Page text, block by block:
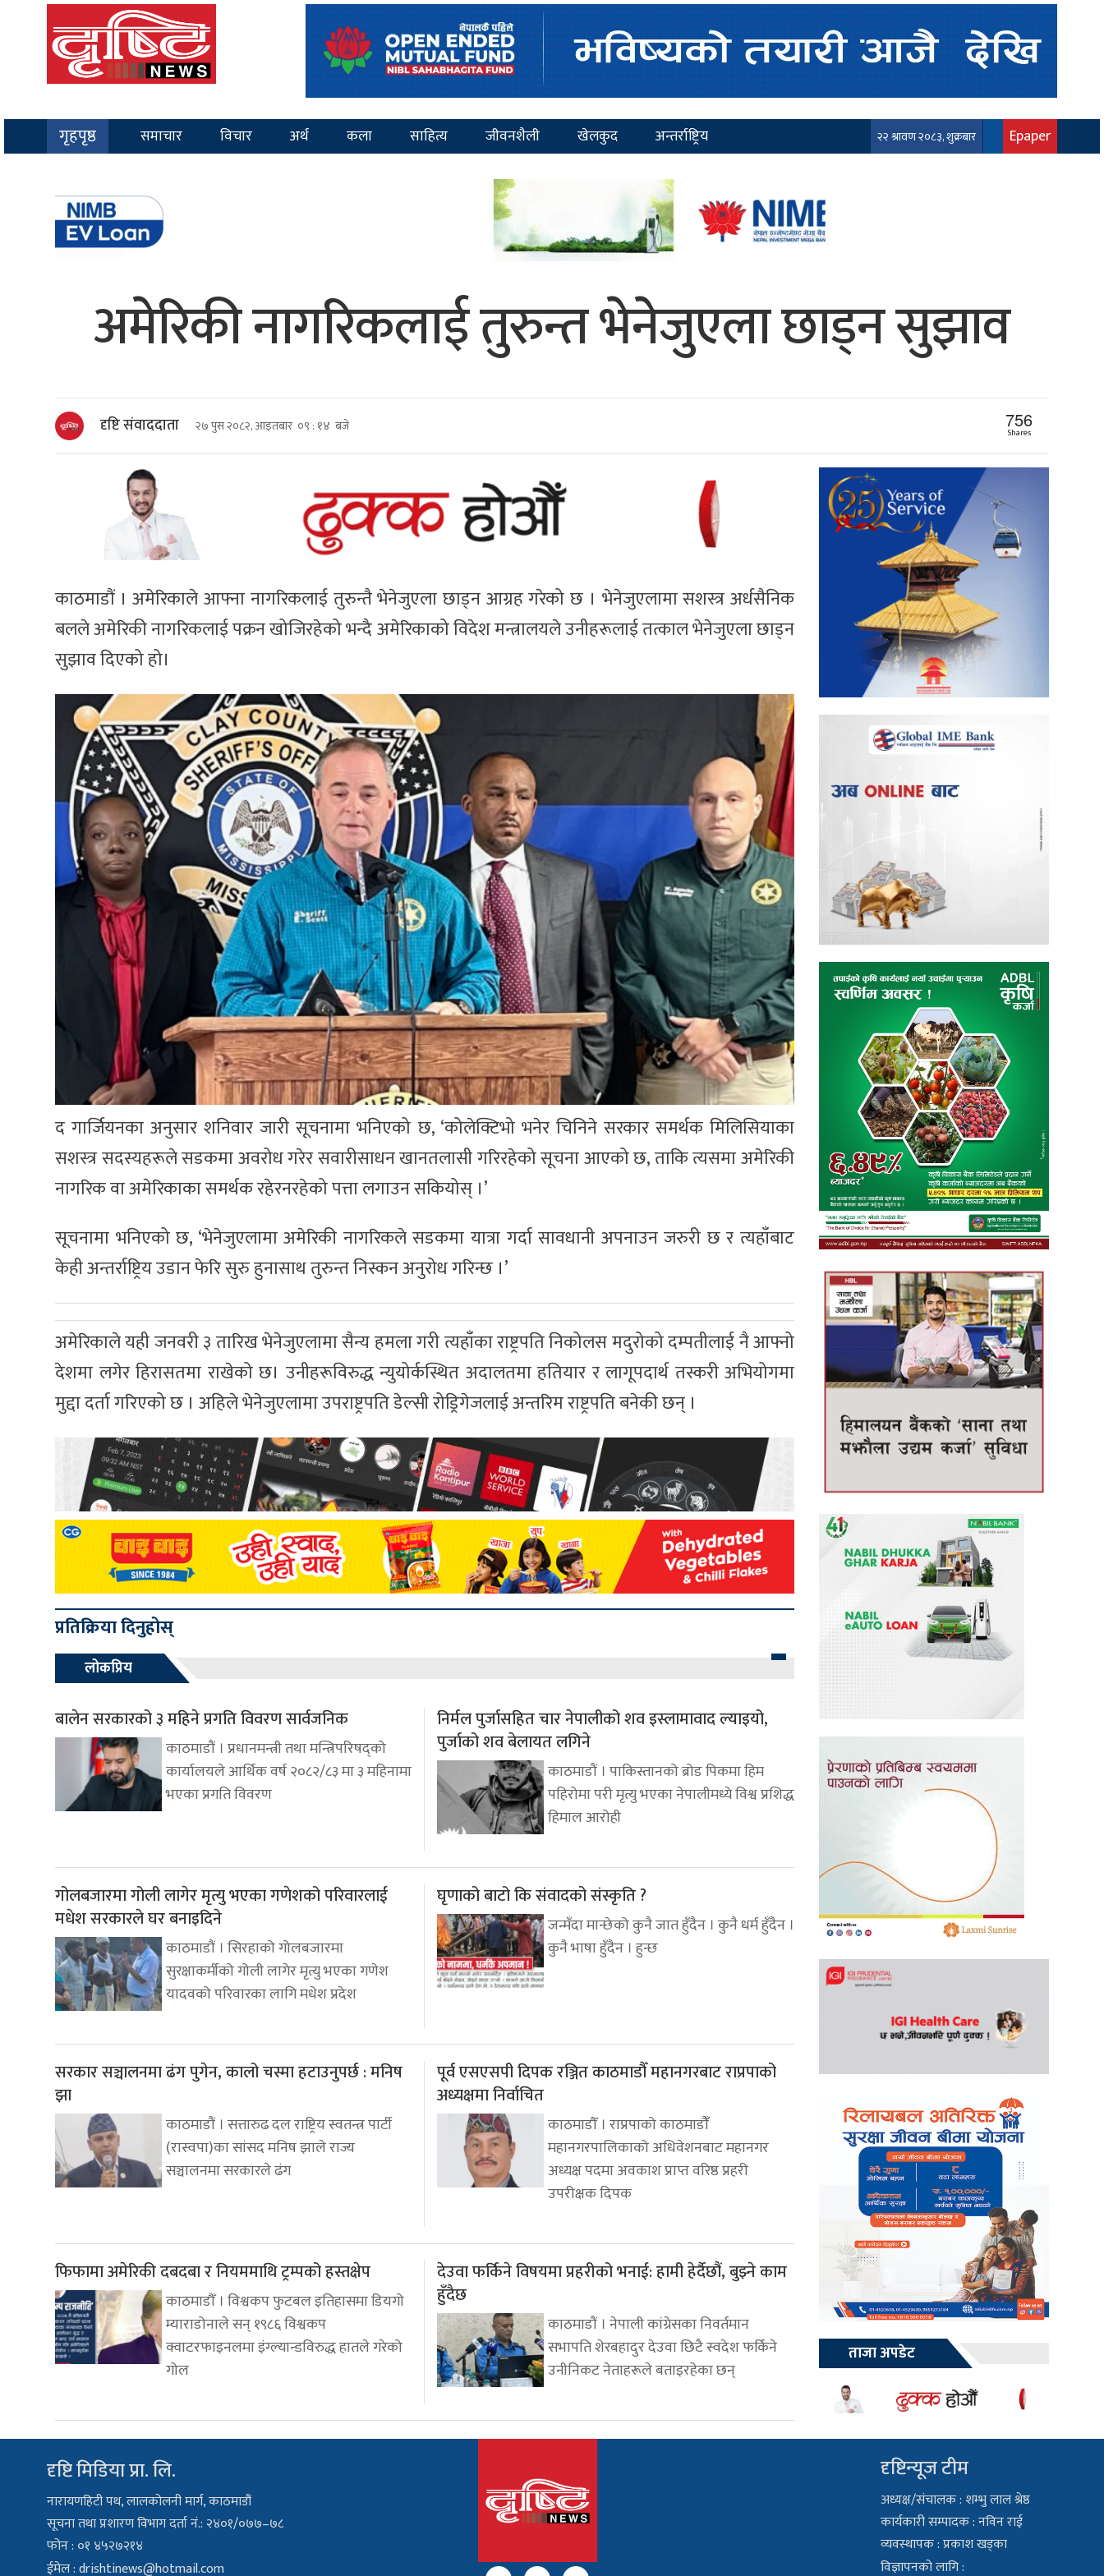
गृहपृष्ठ समाचार विचार अर्थ कला साहित्य जीवनशैली खेलकुद अन्तर्राष्ट्रिय २२ श्रावण २०८३, शुक्रबार Epaper
अमेरिकी नागरिकलाई तुरुन्त भेनेजुएला छाड्न सुझाव
दृष्टि संवाददाता २७ पुस २०८२, आइतबार ०९ : १४ बजे 756
Shares
काठमाडौं । अमेरिकाले आफ्ना नागरिकलाई तुरुन्तै भेनेजुएला छाड्न आग्रह गरेको छ । भेनेजुएलामा सशस्त्र अर्धसैनिक
बलले अमेरिकी नागरिकलाई पक्रन खोजिरहेको भन्दै अमेरिकाको विदेश मन्त्रालयले उनीहरूलाई तत्काल भेनेजुएला छाड्न
सुझाव दिएको हो।
द गार्जियनका अनुसार शनिवार जारी सूचनामा भनिएको छ, ‘कोलेक्टिभो भनेर चिनिने सरकार समर्थक मिलिसियाका
सशस्त्र सदस्यहरूले सडकमा अवरोध गरेर सवारीसाधन खानतलासी गरिरहेको सूचना आएको छ, ताकि त्यसमा अमेरिकी
नागरिक वा अमेरिकाका समर्थक रहेरनरहेको पत्ता लगाउन सकियोस् ।’
सूचनामा भनिएको छ, ‘भेनेजुएलामा अमेरिकी नागरिकले सडकमा यात्रा गर्दा सावधानी अपनाउन जरुरी छ र त्यहाँबाट
केही अन्तर्राष्ट्रिय उडान फेरि सुरु हुनासाथ तुरुन्त निस्कन अनुरोध गरिन्छ ।’
अमेरिकाले यही जनवरी ३ तारिख भेनेजुएलामा सैन्य हमला गरी त्यहाँका राष्ट्रपति निकोलस मदुरोको दम्पतीलाई नै आफ्नो
देशमा लगेर हिरासतमा राखेको छ। उनीहरूविरुद्ध न्युयोर्कस्थित अदालतमा हतियार र लागूपदार्थ तस्करी अभियोगमा
मुद्दा दर्ता गरिएको छ । अहिले भेनेजुएलामा उपराष्ट्रपति डेल्सी रोड्रिगेजलाई अन्तरिम राष्ट्रपति बनेकी छन् ।
प्रतिक्रिया दिनुहोस्
लोकप्रिय
बालेन सरकारको ३ महिने प्रगति विवरण सार्वजनिक
काठमाडौं । प्रधानमन्त्री तथा मन्त्रिपरिषद्को
कार्यालयले आर्थिक वर्ष २०८२/८३ मा ३ महिनामा
भएका प्रगति विवरण
निर्मल पुर्जासहित चार नेपालीको शव इस्लामावाद ल्याइयो,
पुर्जाको शव बेलायत लगिने
काठमाडौं । पाकिस्तानको ब्रोड पिकमा हिम
पहिरोमा परी मृत्यु भएका नेपालीमध्ये विश्व प्रशिद्ध
हिमाल आरोही
गोलबजारमा गोली लागेर मृत्यु भएका गणेशको परिवारलाई
मधेश सरकारले घर बनाइदिने
काठमाडौं । सिरहाको गोलबजारमा
सुरक्षाकर्मीको गोली लागेर मृत्यु भएका गणेश
यादवको परिवारका लागि मधेश प्रदेश
घृणाको बाटो कि संवादको संस्कृति ?
जन्मँदा मान्छेको कुनै जात हुँदैन । कुनै धर्म हुँदैन ।
कुनै भाषा हुँदैन । हुन्छ
सरकार सञ्चालनमा ढंग पुगेन, कालो चस्मा हटाउनुपर्छ : मनिष
झा
काठमाडौं । सत्तारुढ दल राष्ट्रिय स्वतन्त्र पार्टी
(रास्वपा)का सांसद मनिष झाले राज्य
सञ्चालनमा सरकारले ढंग
पूर्व एसएसपी दिपक रञ्जित काठमाडौँ महानगरबाट राप्रपाको
अध्यक्षमा निर्वाचित
काठमाडौँ । राप्रपाको काठमाडौंँ
महानगरपालिकाको अधिवेशनबाट महानगर
अध्यक्ष पदमा अवकाश प्राप्त वरिष्ठ प्रहरी
उपरीक्षक दिपक
फिफामा अमेरिकी दबदबा र नियममाथि ट्रम्पको हस्तक्षेप
काठमाडौँ । विश्वकप फुटबल इतिहासमा डियगो
म्याराडोनाले सन् १९८६ विश्वकप
क्वाटरफाइनलमा इंग्ल्यान्डविरुद्ध हातले गरेको
गोल
देउवा फर्किने विषयमा प्रहरीको भनाई: हामी हेर्दैछौं, बुझ्ने काम
हुँदैछ
काठमाडौं । नेपाली कांग्रेसका निवर्तमान
सभापति शेरबहादुर देउवा छिटै स्वदेश फर्किने
उनीनिकट नेताहरूले बताइरहेका छन्
ताजा अपडेट
दृष्टि मिडिया प्रा. लि.
नारायणहिटी पथ, लालकोलनी मार्ग, काठमाडौं
सूचना तथा प्रशारण विभाग दर्ता नं.: २४०१/०७७–७८
फोन : ०१ ४५२७२१४
ईमेल :drishtinews@hotmail.com
दृष्टिन्यूज टीम
अध्यक्ष/संचालक : शम्भु लाल श्रेष्ठ
कार्यकारी सम्पादक : नविन राई
व्यवस्थापक : प्रकाश खड्का
विज्ञापनको लागि :